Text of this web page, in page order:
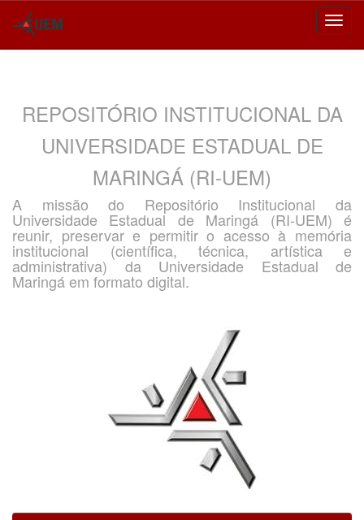
REPOSITÓRIO INSTITUCIONAL DA
UNIVERSIDADE ESTADUAL DE
MARINGÁ (RI-UEM)
A missão do Repositório Institucional da
Universidade Estadual de Maringá (RI-UEM) é
reunir, preservar e permitir o acesso à memória
institucional (científica, técnica, artística e
administrativa) da Universidade Estadual de
Maringá em formato digital.